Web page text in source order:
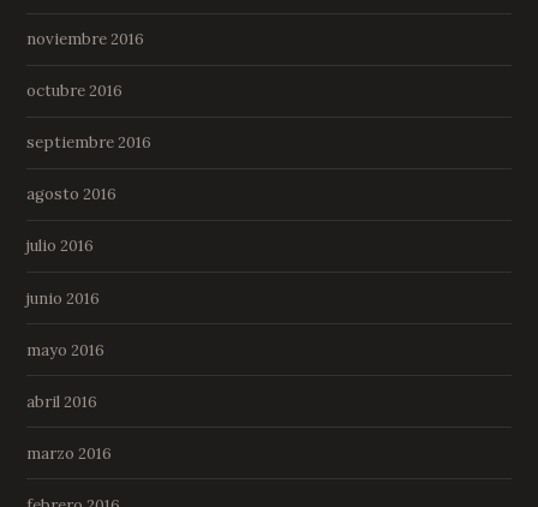
noviembre 2016
octubre 2016
septiembre 2016
agosto 2016
julio 2016
junio 2016
mayo 2016
abril 2016
marzo 2016